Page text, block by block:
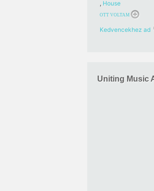
, House
OTT VOLTAM
Kedvencekhez ad
Uniting Music